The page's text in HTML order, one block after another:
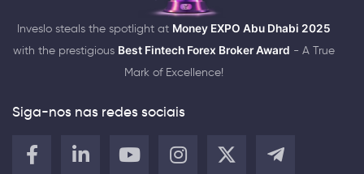
Inveslo steals the spotlight at Money EXPO Abu Dhabi 2025
with the prestigious Best Fintech Forex Broker Award - A True
Mark of Excellence!
Siga-nos nas redes sociais